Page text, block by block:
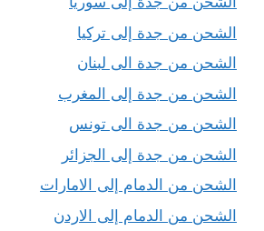
الشحن من جدة إلى تركيا
الشحن من جدة الى لبنان
الشحن من جدة إلى المغرب
الشحن من جدة الى تونس
الشحن من جدة إلى الجزائر
الشحن من الدمام إلى الامارات
الشحن من الدمام إلى الاردن